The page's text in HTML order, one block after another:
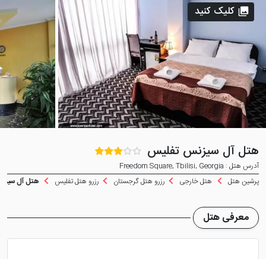
هتل آل سیزنس تفلیس
آدرس هتل : Freedom Square, Tbilisi, Georgia
پرشین هتل
هتل خارجی رزرو هتل گرجستان رزرو هتل تفلیس هتل آل
کلیک کنید
معرفی هتل